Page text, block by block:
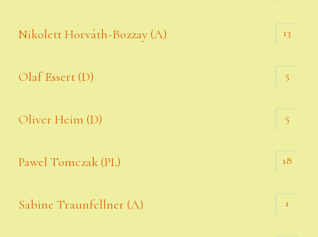
Nikolett Horváth-Bozzay (A) 13
Olaf Essert (D) 5
Oliver Heim (D) 5
Pawel Tomczak (PL) 18
Sabine Traunfellner (A) 1